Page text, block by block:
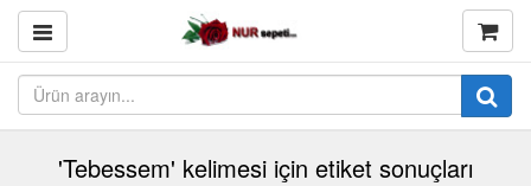
'Tebessem' kelimesi için etiket sonuçları